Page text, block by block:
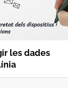
les dades